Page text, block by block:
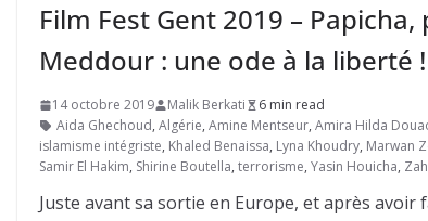
Film Fest Gent 2019 –
Meddour : une ode à la liberté !
14 octobre 2019 Malik Berkati
6 min read
Aida Ghechoud, Algérie, Amine Mentseur, Amira Hilda
islamisme intégriste, Khaled Benaissa, Lyna Khoudry, Marwan
Samir El Hakim, Shirine Boutella, terrorisme, Yasin Houicha,
Juste avant sa sortie en Europe, et après